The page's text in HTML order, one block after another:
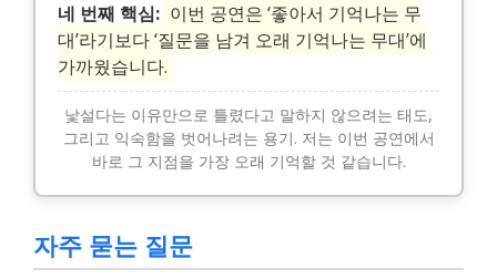
네 번째 핵심: 이번 공연은 ‘좋아서 기억나는 무
대’라기보다 ‘질문을 남겨 오래 기억나는 무대’에
가까웠습니다.
낯설다는 이유만으로 틀렸다고 말하지 않으려는 태도,
그리고 익숙함을 벗어나려는 용기. 저는 이번 공연에서
바로 그 지점을 가장 오래 기억할 것 같습니다.
자주 묻는 질문